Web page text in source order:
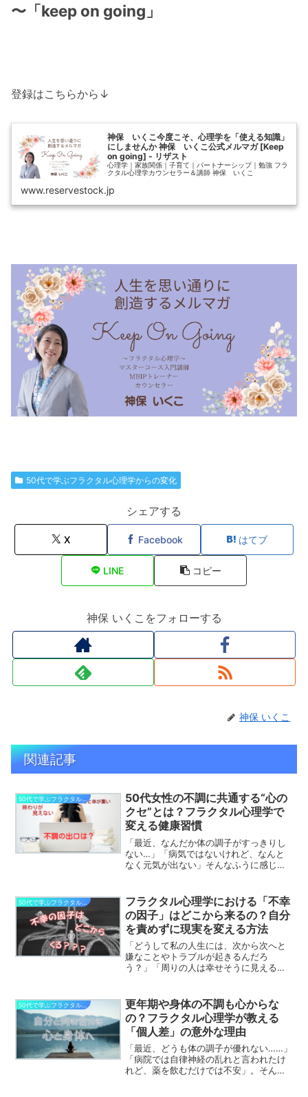
〜「keep on going」
登録はこちらから↓
神保 いくこ今度こそ、心理学を「使える知識」
にしませんか 神保 いくこ公式メルマガ [Keep
on going] - リザスト
心理学｜家族関係｜子育て｜パートナーシップ｜勉強 フラ
クタル心理学カウンセラー＆講師 神保 いくこ
www.reservestock.jp
50代で学ぶフラクタル心理学からの変化
シェアする
X Facebook はてブ
LINE コピー
神保 いくこをフォローする
神保 いくこ
関連記事
50代で学ぶフラクタル心理学からの変化
50代女性の不調に共通する“心の
クセ”とは？フラクタル心理学で
変える健康習慣
「最近、なんだか体の調子がすっきりし
ない…」「病気ではないけれど、なんと
なく元気が出ない」そんなふうに感じる
が、実際は、ホルモンバランスの変化や
生活環境の変化などから、...
フラクタル心理学における「不幸
の因子」はどこから来るの？自分
を責めずに現実を変える方法
「どうして私の人生には、次から次へと
嫌なことやトラブルが起きるんだろ
う？」「周りの人は幸せそうに見えるの
日々を過ごしていると、心も体も疲れて
しまいますよね。自分なりに一生...
更年期や身体の不調も心からな
の？フラクタル心理学が教える
「個人差」の意外な理由
「最近、どうも体の調子が優れない……」
「病院では自律神経の乱れと言われたけ
れど、薬を飲むだけでは不安」。そんな